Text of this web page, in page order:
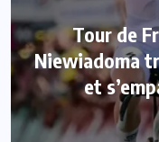
Tour de
Niewiadoma
et
Mercato : Le
pour